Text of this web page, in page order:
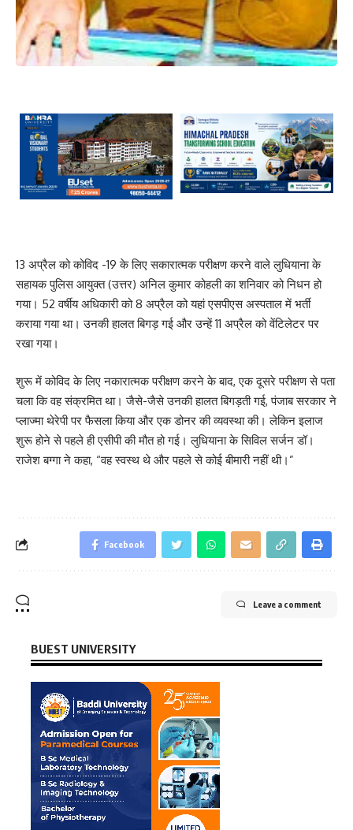
13 अप्रैल को कोविद -19 के लिए सकारात्मक परीक्षण करने वाले लुधियाना के
सहायक पुलिस आयुक्त (उत्तर) अनिल कुमार कोहली का शनिवार को निधन हो
गया। 52 वर्षीय अधिकारी को 8 अप्रैल को यहां एसपीएस अस्पताल में भर्ती
कराया गया था। उनकी हालत बिगड़ गई और उन्हें 11 अप्रैल को वेंटिलेटर पर
रखा गया।
शुरू में कोविद के लिए नकारात्मक परीक्षण करने के बाद, एक दूसरे परीक्षण से पता
चला कि वह संक्रमित था। जैसे-जैसे उनकी हालत बिगड़ती गई, पंजाब सरकार ने
प्लाज्मा थेरेपी पर फैसला किया और एक डोनर की व्यवस्था की। लेकिन इलाज
शुरू होने से पहले ही एसीपी की मौत हो गई। लुधियाना के सिविल सर्जन डॉ।
राजेश बग्गा ने कहा, “वह स्वस्थ थे और पहले से कोई बीमारी नहीं थी।”
Facebook
Leave a comment
BUEST UNIVERSITY